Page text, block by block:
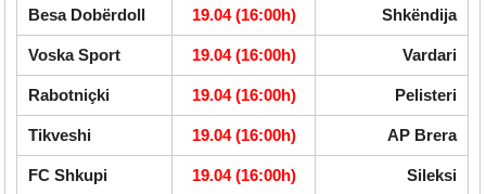
Besa Dobërdoll 19.04 (16:00h) Shkëndija
Voska Sport 19.04 (16:00h) Vardari
Rabotniçki 19.04 (16:00h) Pelisteri
Tikveshi 19.04 (16:00h) AP Brera
FC Shkupi 19.04 (16:00h) Sileksi